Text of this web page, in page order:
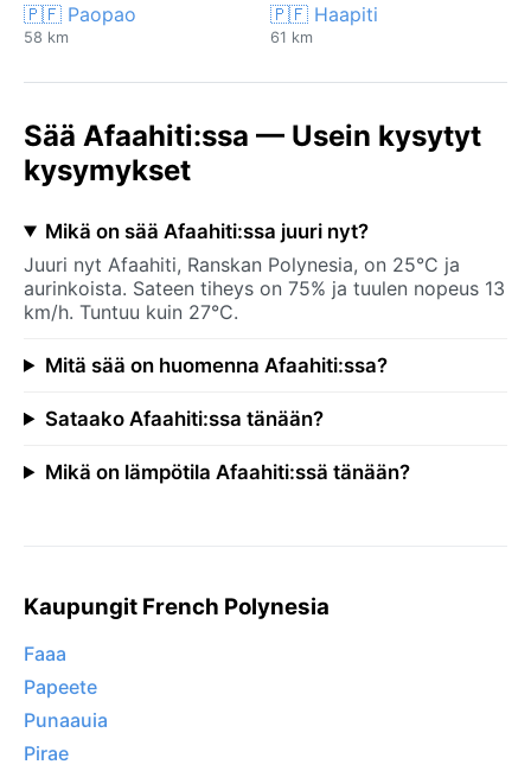
🇵🇫 Paopao
58 km
🇵🇫 Haapiti
61 km
Sää Afaahiti:ssa — Usein kysytyt
kysymykset
Mikä on sää Afaahiti:ssa juuri nyt?
Juuri nyt Afaahiti, Ranskan Polynesia, on 25°C ja
aurinkoista. Sateen tiheys on 75% ja tuulen nopeus 13
km/h. Tuntuu kuin 27°C.
Mitä sää on huomenna Afaahiti:ssa?
Sataako Afaahiti:ssa tänään?
Mikä on lämpötila Afaahiti:ssä tänään?
Kaupungit French Polynesia
Faaa
Papeete
Punaauia
Pirae